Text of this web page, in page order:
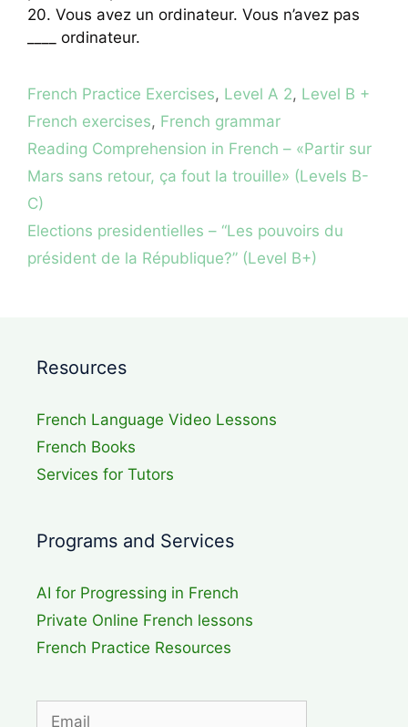
20. Vous avez un ordinateur. Vous n’avez pas
____ ordinateur.
Categories
French Practice Exercises, Level A 2, Level B +
Tags
French exercises, French grammar
Reading Comprehension in French – «Partir sur
Mars sans retour, ça fout la trouille» (Levels B-
C)
Elections presidentielles – “Les pouvoirs du
président de la République?” (Level B+)
Resources
French Language Video Lessons
French Books
Services for Tutors
Programs and Services
AI for Progressing in French
Private Online French lessons
French Practice Resources